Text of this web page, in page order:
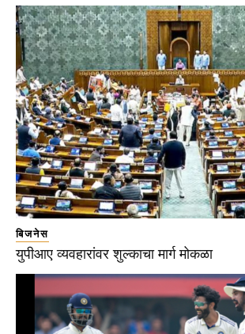
बिजनेस
युपीआए व्यवहारांवर शुल्काचा मार्ग मोकळा